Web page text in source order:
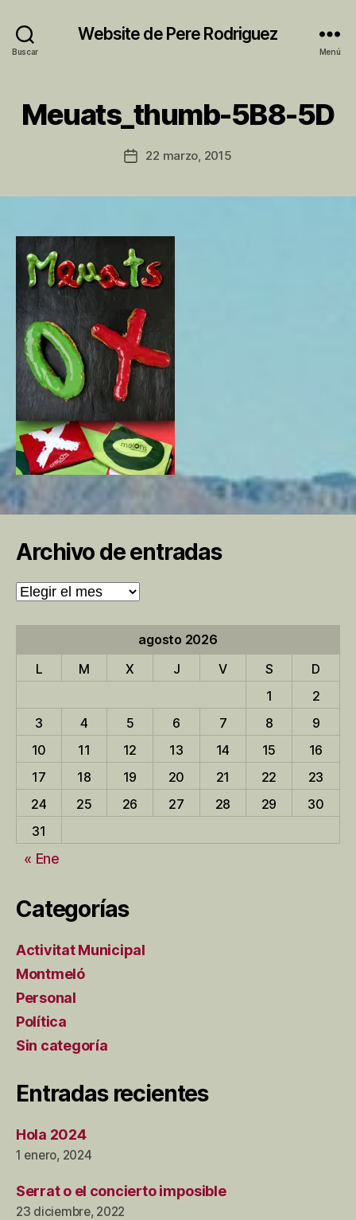
Buscar
Website de Pere Rodriguez
Menú
Meuats_thumb-5B8-5D
Autor
de
entrada
o
r
e
e
Fecha22 marzo, 2015
Archivo de entradas
Archivo
de
entradas
agosto 2026
L
M X J V S
D
1
2
3
4 5 6 7 8
9
10
11 12 13 14 15
16
17
18 19 20 21 22
23
24
25 26 27 28 29
30
31
« Ene
Categorías
Activitat Municipal
Montmeló
Personal
Política
Sin categoría
Entradas recientes
Hola 2024
1 enero, 2024
Serrat o el concierto imposible
23 diciembre, 2022